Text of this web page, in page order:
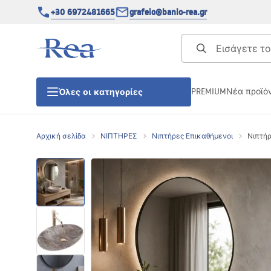
+30 6972481665 grafeio@banio-rea.gr
Όλες οι κατηγορίες
Πόρτες ντουζίερας
ΒΑΣΕΙΣ ΝΤΟΥΖΙΕΡΑΣ
ΣΙΦΩΝΙΑ ΔΑΠΕΔΟΥ
PREMIUMΝέα
Αρχική σελίδα ΝΙΠΤΗΡΕΣ Νιπτήρες Επικαθήμενοι